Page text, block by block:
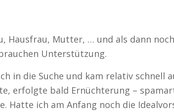
Hausfrau, Mutter, … und als dann
Unterstützung.
in die Suche und kam relativ schnell
erfolgte bald Ernüchterung –
Hatte ich am Anfang noch die